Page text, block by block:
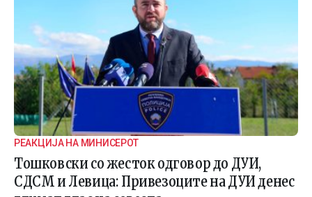
РЕАКЦИЈА НА МИНИСЕРОТ
Тошковски со жесток одговор до ДУИ,
СДСМ и Левица: Привезоците на ДУИ денес